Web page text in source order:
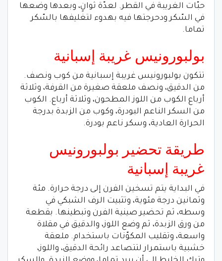
حبّات الغريبة في القطر. لعدّة ثوانٍ، وبعدها وضعها
في السّكر ودحرجتها فيه بهدوء لتغليفها بالسّكر
تماما.
بولبورونيس غريبة إسبانية
تتكون بولبورونيس غريبة إسبانية من كوب ونصف.
من الدقيق، ونصف ملعقة صغيرة من القرفة، وثلاثة
أرباع الكوب من اللوز المطحون، وثلاثة أرباع. الكوب
من السكر الناعم البودرة، وكوب من الزبدة بدرجة
الحرارة العادية، وسكر ناعم بودرة.
طريقة تحضير بولبورونيس
غريبة إسبانية
في البداية يتم تسخين الفرن إلى درجة حرارة. مئة
وثمانين درجة مئوية، وتثبيت الرف الشبكي في
وسطه، ثم تحضير صينية الفرن وتبطينها. بقطعة
من ورق الزبدة، ثم وضع اللوز، والدقيق في مقلاة
واسعة، وتقليب المكوّنات باستخدام. ملعقة
خشبية باستمرار لتتصاعد رائحة الدقيق، واللوز،